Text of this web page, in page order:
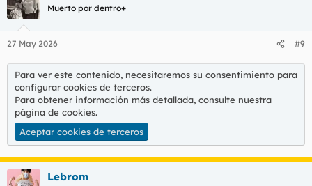
Muerto por dentro+
27 May 2026 #9
Para ver este contenido, necesitaremos su consentimiento para
configurar cookies de terceros.
Para obtener información más detallada, consulte nuestra
página de cookies.
Aceptar cookies de terceros
Lebrom